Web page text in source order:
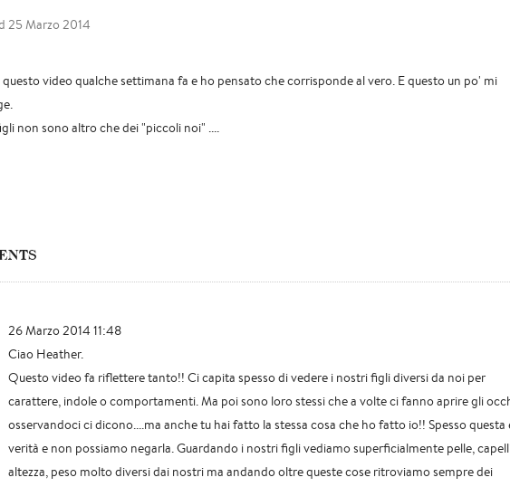
25 Marzo 2014
video qualche settimana fa e ho pensato che corrisponde al vero. E questo un po' mi
non sono altro che dei "piccoli noi" ....
26 Marzo 2014 11:48
Ciao Heather.
Questo video fa riflettere tanto!! Ci capita spesso di vedere i nostri figli diversi da noi per
carattere, indole o comportamenti. Ma poi sono loro stessi che a volte ci fanno aprire gli
osservandoci ci dicono....ma anche tu hai fatto la stessa cosa che ho fatto io!! Spesso questa
verità e non possiamo negarla. Guardando i nostri figli vediamo superficialmente pelle,
altezza, peso molto diversi dai nostri ma andando oltre queste cose ritroviamo sempre dei